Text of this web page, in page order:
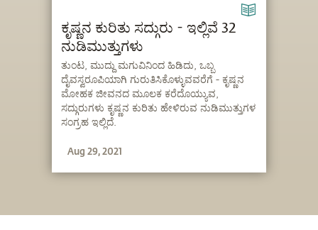
ಕೃಷ್ಣನ ಕುರಿತು ಸದ್ಗುರು - ಇಲ್ಲಿವೆ 32
ನುಡಿಮುತ್ತುಗಳು
ತುಂಟ, ಮುದ್ದು ಮಗುವಿನಿಂದ ಹಿಡಿದು, ಒಬ್ಬ
ದೈವಸ್ವರೂಪಿಯಾಗಿ ಗುರುತಿಸಿಕೊಳ್ಳುವವರೆಗೆ - ಕೃಷ್ಣನ
ಮೋಹಕ ಜೀವನದ ಮೂಲಕ ಕರೆದೊಯ್ಯುವ,
ಸದ್ಗುರುಗಳು ಕೃಷ್ಣನ ಕುರಿತು ಹೇಳಿರುವ ನುಡಿಮುತ್ತುಗಳ
ಸಂಗ್ರಹ ಇಲ್ಲಿದೆ.
Aug 29, 2021